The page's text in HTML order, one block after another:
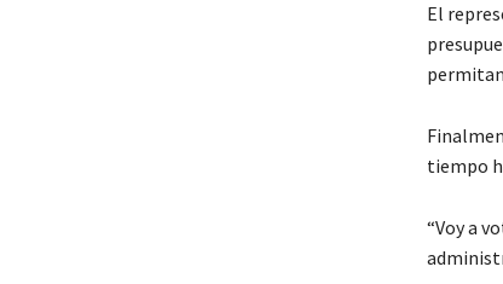
El
tiempo
“Voy a